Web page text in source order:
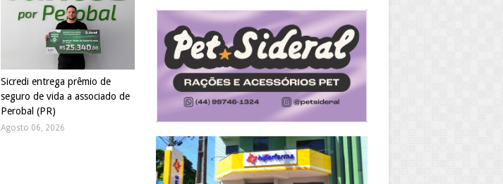
Sicredi entrega prêmio de
seguro de vida a associado de
Perobal (PR)
Agosto 06, 2026